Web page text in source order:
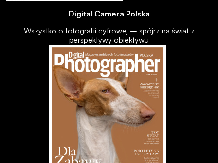
Digital Camera Polska
Wszystko o fotografii cyfrowej – spójrz na świat z
perspektywy obiektywu